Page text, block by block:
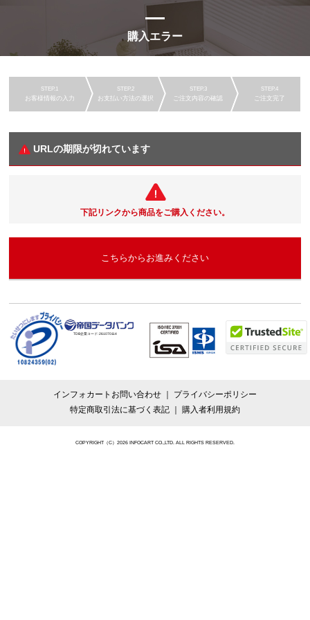
購入エラー
お客様情報の入力 お支払い方法の選択 ご注文内容の確認 ご注文完了
URLの期限が切れています
下記リンクから商品をご購入ください。
こちらからお進みください
TDB企業コード:261070114
インフォカートお問い合わせ
プライバシーポリシー
特定商取引法に基づく表記
購入者利用規約
COPYRIGHT（C）2026 INFOCART CO.,LTD. ALL RIGHTS RESERVED.